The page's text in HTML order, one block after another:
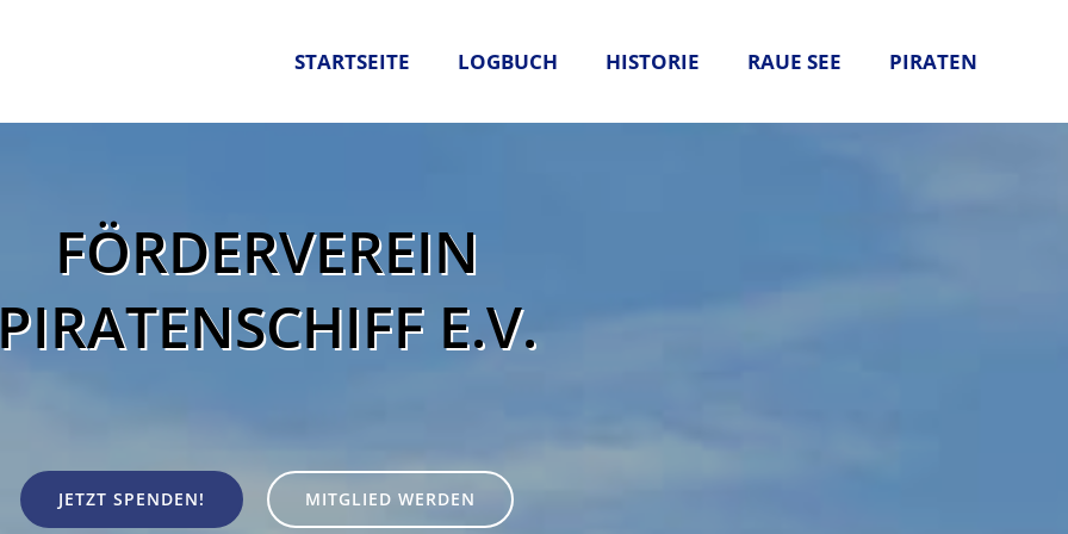
STARTSEITE LOGBUCH HISTORIE RAUE SEE PIRATEN
FÖRDERVEREIN
PIRATENSCHIFF E.V.
JETZT SPENDEN! MITGLIED WERDEN